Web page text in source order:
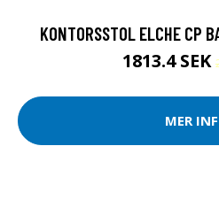
KONTORSSTOL ELCHE CP
1813.4 SEK
MER